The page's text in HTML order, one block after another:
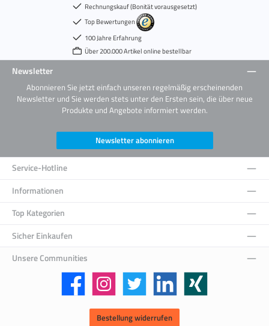
Rechnungskauf (Bonität vorausgesetzt)
Top Bewertungen
100 Jahre Erfahrung
Über 200.000 Artikel online bestellbar
Newsletter
Abonnieren Sie jetzt einfach unseren regelmäßig erscheinenden
Newsletter und Sie werden stets unter den Ersten sein, die über neue
Produkte und Angebote informiert werden.
Newsletter abonnieren
Service-Hotline
Informationen
Top Kategorien
Sicher Einkaufen
Unsere Communities
Facebook Instagram Twitter LinkedIn Xing
Bestellung widerrufen